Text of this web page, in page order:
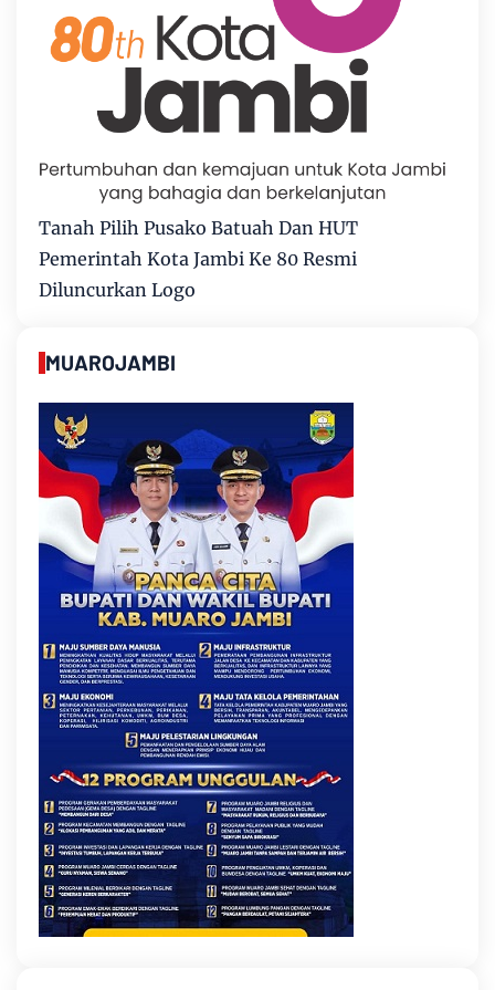
Tanah Pilih Pusako Batuah Dan HUT
Pemerintah Kota Jambi Ke 80 Resmi
Diluncurkan Logo
MUAROJAMBI